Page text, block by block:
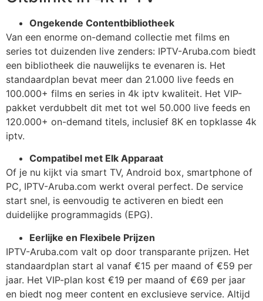
Ongekende Contentbibliotheek
Van een enorme on-demand collectie met films en
series tot duizenden live zenders: IPTV-Aruba.com biedt
een bibliotheek die nauwelijks te evenaren is. Het
standaardplan bevat meer dan 21.000 live feeds en
100.000+ films en series in 4k iptv kwaliteit. Het VIP-
pakket verdubbelt dit met tot wel 50.000 live feeds en
120.000+ on-demand titels, inclusief 8K en topklasse 4k
iptv.
Compatibel met Elk Apparaat
Of je nu kijkt via smart TV, Android box, smartphone of
PC, IPTV-Aruba.com werkt overal perfect. De service
start snel, is eenvoudig te activeren en biedt een
duidelijke programmagids (EPG).
Eerlijke en Flexibele Prijzen
IPTV-Aruba.com valt op door transparante prijzen. Het
standaardplan start al vanaf €15 per maand of €59 per
jaar. Het VIP-plan kost €19 per maand of €69 per jaar
en biedt nog meer content en exclusieve service. Altijd